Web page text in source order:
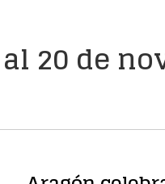
20 de